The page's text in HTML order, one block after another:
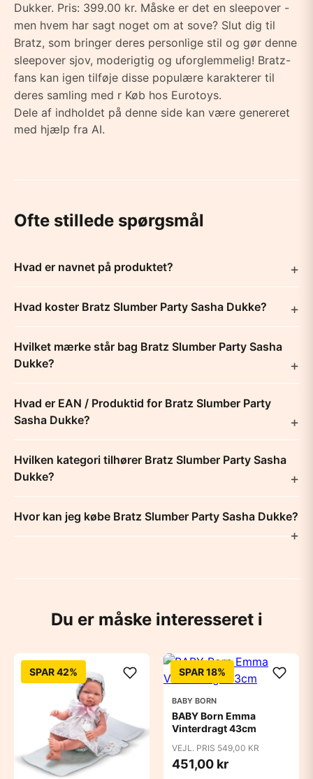
Dukker. Pris: 399.00 kr. Måske er det en sleepover -
men hvem har sagt noget om at sove? Slut dig til
Bratz, som bringer deres personlige stil og gør denne
sleepover sjov, moderigtig og uforglemmelig! Bratz-
fans kan igen tilføje disse populære karakterer til
deres samling med r Køb hos Eurotoys.
Dele af indholdet på denne side kan være genereret
med hjælp fra AI.
Ofte stillede spørgsmål
Hvad er navnet på produktet?
Hvad koster Bratz Slumber Party Sasha Dukke?
Hvilket mærke står bag Bratz Slumber Party Sasha
Dukke?
Hvad er EAN / Produktid for Bratz Slumber Party
Sasha Dukke?
Hvilken kategori tilhører Bratz Slumber Party Sasha
Dukke?
Hvor kan jeg købe Bratz Slumber Party Sasha Dukke?
Du er måske interesseret i
SPAR 42% SPAR 18%
BABY BORN
BABY Born Emma
Vinterdragt 43cm
VEJL. PRIS 549,00 KR
451,00 kr